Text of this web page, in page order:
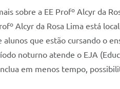
sobre a EE Profº Alcyr da
Alcyr da Rosa Lima está
alunos que estão cursando o
noturno atende o EJA
em menos tempo,